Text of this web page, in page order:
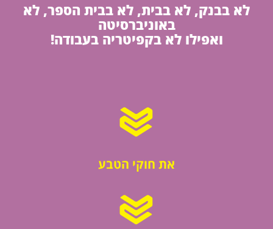
לא בבנק, לא בבית, לא בבית הספר, לא
באוניברסיטה
ואפילו לא בקפיטריה בעבודה!
את חוקי הטבע